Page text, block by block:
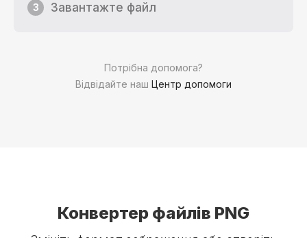
Потрібна допомога?
Відвідайте наш Центр допомоги
3 Завантажте файл
Конвертер файлів PNG